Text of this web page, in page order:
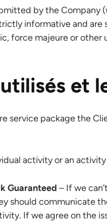
by the Company
informative and
force majeure or other
et
service package the
activity or an
Guaranteed – If we
should communicate
If we agree on the